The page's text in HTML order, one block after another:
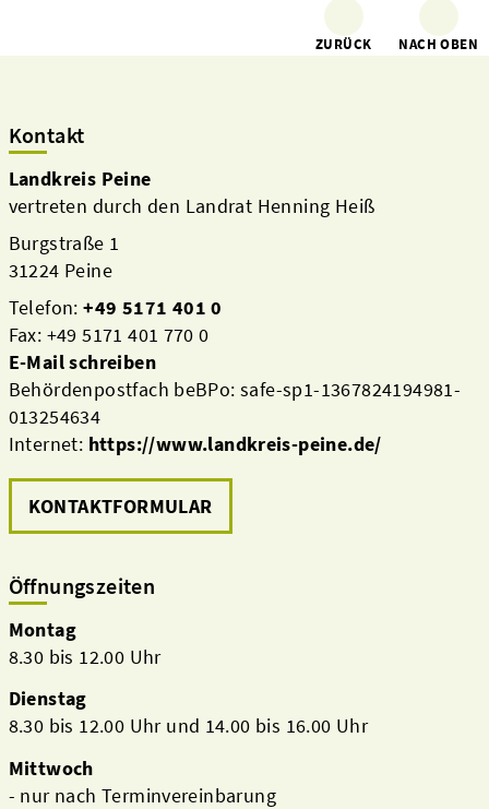
ZURÜCK NACH OBEN
Kontakt
Landkreis Peine
vertreten durch den Landrat Henning Heiß
Burgstraße 1
31224 Peine
Telefon:+49 5171 401 0
Fax: +49 5171 401 770 0
E-Mail schreiben
Behördenpostfach beBPo: safe-sp1-1367824194981-
013254634
Internet: https://www.landkreis-peine.de/
KONTAKTFORMULAR
Öffnungszeiten
Montag
8.30 bis 12.00 Uhr
Dienstag
8.30 bis 12.00 Uhr und 14.00 bis 16.00 Uhr
Mittwoch
- nur nach Terminvereinbarung